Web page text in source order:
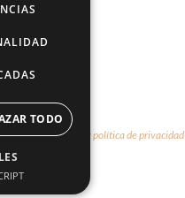
María -Aviso legal y política de privacidad
TODO